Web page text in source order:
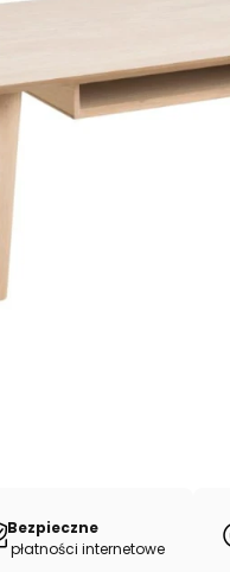
Bezpieczne
płatności internetowe